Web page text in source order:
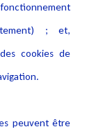
fonctionnement
; et,
cookies de
peuvent être